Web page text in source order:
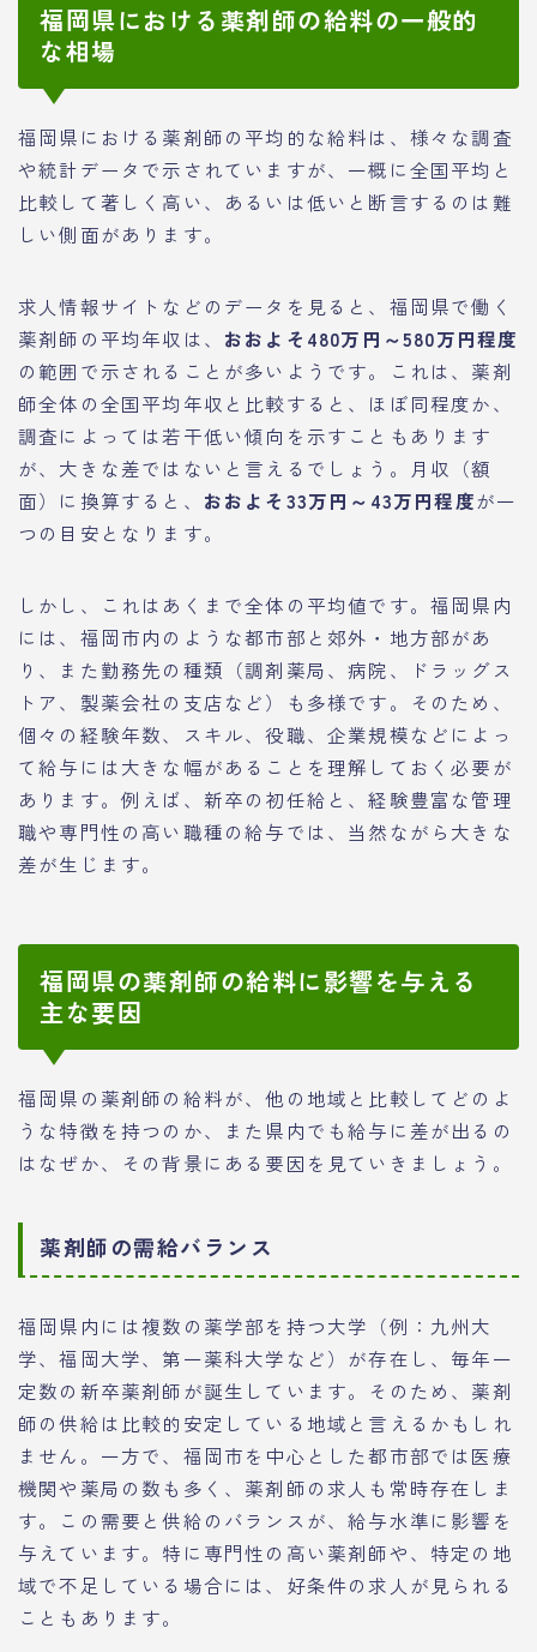
福岡県における薬剤師の給料の一般的
な相場
福岡県における薬剤師の平均的な給料は、様々な調査
や統計データで示されていますが、一概に全国平均と
比較して著しく高い、あるいは低いと断言するのは難
しい側面があります。
求人情報サイトなどのデータを見ると、福岡県で働く
薬剤師の平均年収は、 おおよそ480万円～580万円程度
の範囲で示されることが多いようです。これは、薬剤
師全体の全国平均年収と比較すると、ほぼ同程度か、
調査によっては若干低い傾向を示すこともあります
が、大きな差ではないと言えるでしょう。月収（額
面）に換算すると、 おおよそ33万円～43万円程度が一
つの目安となります。
しかし、これはあくまで全体の平均値です。福岡県内
には、福岡市内のような都市部と郊外・地方部があ
り、また勤務先の種類（調剤薬局、病院、ドラッグス
トア、製薬会社の支店など）も多様です。そのため、
個々の経験年数、スキル、役職、企業規模などによっ
て給与には大きな幅があることを理解しておく必要が
あります。例えば、新卒の初任給と、経験豊富な管理
職や専門性の高い職種の給与では、当然ながら大きな
差が生じます。
福岡県の薬剤師の給料に影響を与える
主な要因
福岡県の薬剤師の給料が、他の地域と比較してどのよ
うな特徴を持つのか、また県内でも給与に差が出るの
はなぜか、その背景にある要因を見ていきましょう。
薬剤師の需給バランス
福岡県内には複数の薬学部を持つ大学（例：九州大
学、福岡大学、第一薬科大学など）が存在し、毎年一
定数の新卒薬剤師が誕生しています。そのため、薬剤
師の供給は比較的安定している地域と言えるかもしれ
ません。一方で、福岡市を中心とした都市部では医療
機関や薬局の数も多く、薬剤師の求人も常時存在しま
す。この需要と供給のバランスが、給与水準に影響を
与えています。特に専門性の高い薬剤師や、特定の地
域で不足している場合には、好条件の求人が見られる
こともあります。